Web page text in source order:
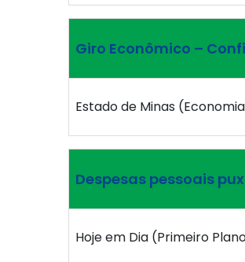
Giro Econômico –
Estado de Minas
Despesas pessoais
Hoje em Dia (Primeiro